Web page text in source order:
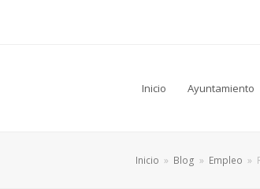
Inicio Ayuntamiento
Inicio » Blog » Empleo »